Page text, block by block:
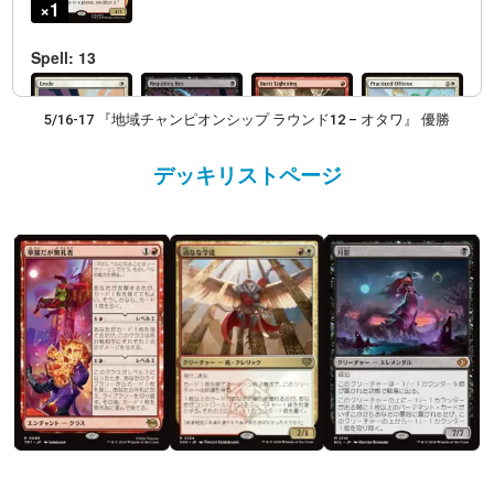
5/16-17 『地域チャンピオンシップ ラウンド12 – オタワ』 優勝
デッキリストページ